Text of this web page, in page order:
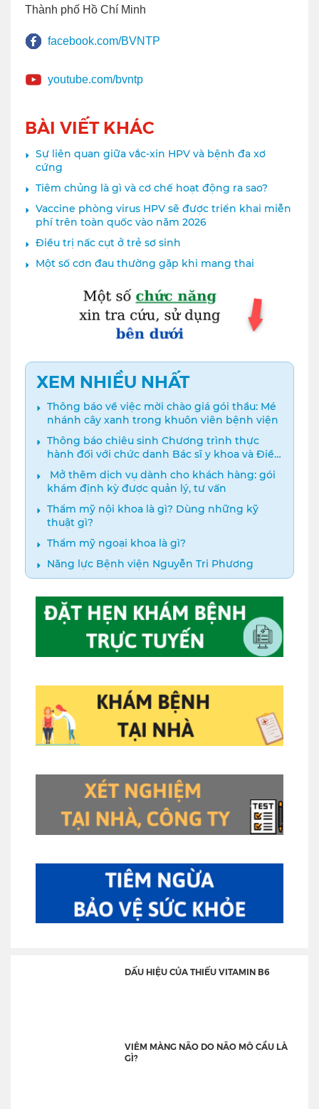
Thành phố Hồ Chí Minh
facebook.com/BVNTP
youtube.com/bvntp
BÀI VIẾT KHÁC
Sự liên quan giữa vắc-xin HPV và bệnh đa xơ
cứng
Tiêm chủng là gì và cơ chế hoạt động ra sao?
Vaccine phòng virus HPV sẽ được triển khai miễn
phí trên toàn quốc vào năm 2026
Điều trị nấc cụt ở trẻ sơ sinh
Một số cơn đau thường gặp khi mang thai
XEM NHIỀU NHẤT
Thông báo về việc mời chào giá gói thầu: Mé
nhánh cây xanh trong khuôn viên bệnh viện
Thông báo chiêu sinh Chương trình thực
hành đối với chức danh Bác sĩ y khoa và Điều
dưỡng năm 2024
️ Mở thêm dịch vụ dành cho khách hàng: gói
khám định kỳ được quản lý, tư vấn
Thẩm mỹ nội khoa là gì? Dùng những kỹ
thuật gì?
Thẩm mỹ ngoại khoa là gì?
Năng lực Bệnh viện Nguyễn Tri Phương
DẤU HIỆU CỦA THIẾU VITAMIN B6
VIÊM MÀNG NÃO DO NÃO MÔ CẦU LÀ
GÌ?